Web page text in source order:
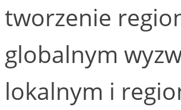
tworzenie
globalnym
lokalnym i